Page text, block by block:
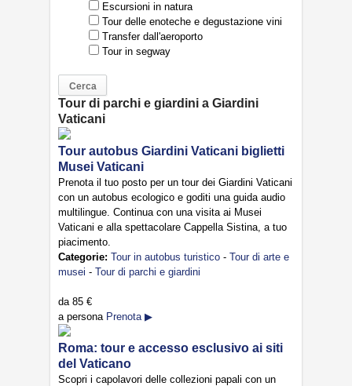
Escursioni in natura
Tour delle enoteche e degustazione vini
Transfer dall'aeroporto
Tour in segway
Tour di parchi e giardini a Giardini
Vaticani
Tour autobus Giardini Vaticani biglietti
Musei Vaticani
Prenota il tuo posto per un tour dei Giardini Vaticani
con un autobus ecologico e goditi una guida audio
multilingue. Continua con una visita ai Musei
Vaticani e alla spettacolare Cappella Sistina, a tuo
piacimento.
Categorie: Tour in autobus turistico - Tour di arte e
musei - Tour di parchi e giardini
da 85 €
a persona Prenota ▶
Roma: tour e accesso esclusivo ai siti
del Vaticano
Scopri i capolavori delle collezioni papali con un